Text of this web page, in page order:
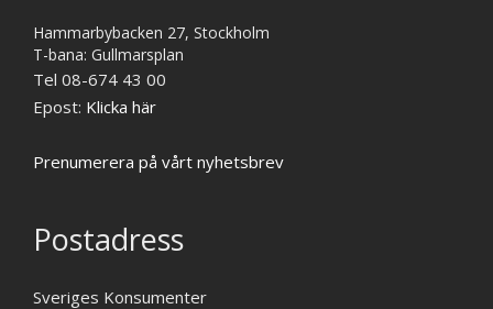
Hammarbybacken 27, Stockholm
T-bana: Gullmarsplan
Tel 08-674 43 00
Epost: Klicka här
Prenumerera på vårt nyhetsbrev
Postadress
Sveriges Konsumenter